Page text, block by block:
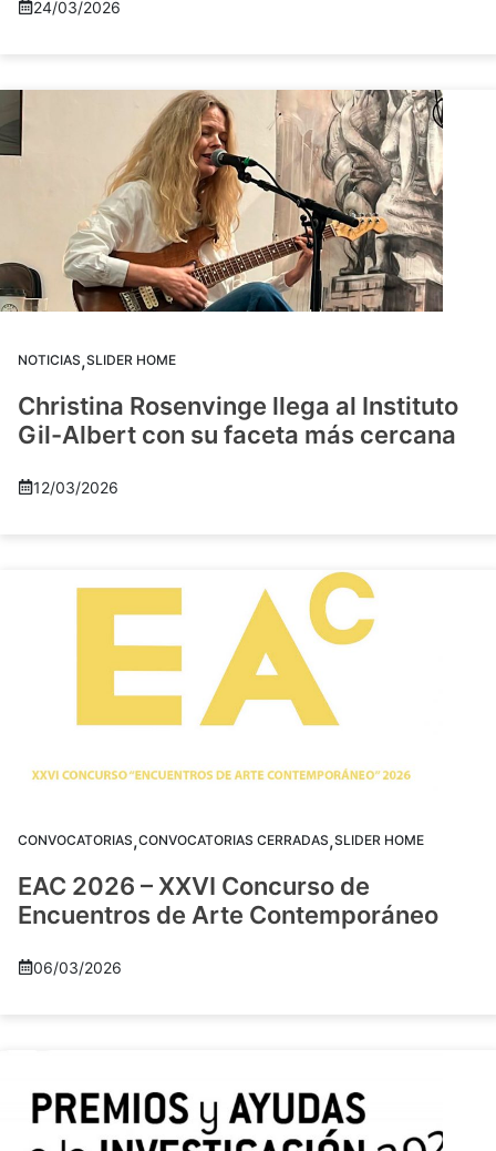
24/03/2026
NOTICIAS,SLIDER HOME
Christina Rosenvinge llega al Instituto
Gil-Albert con su faceta más cercana
12/03/2026
CONVOCATORIAS,CONVOCATORIAS CERRADAS,SLIDER HOME
EAC 2026 – XXVI Concurso de
Encuentros de Arte Contemporáneo
06/03/2026